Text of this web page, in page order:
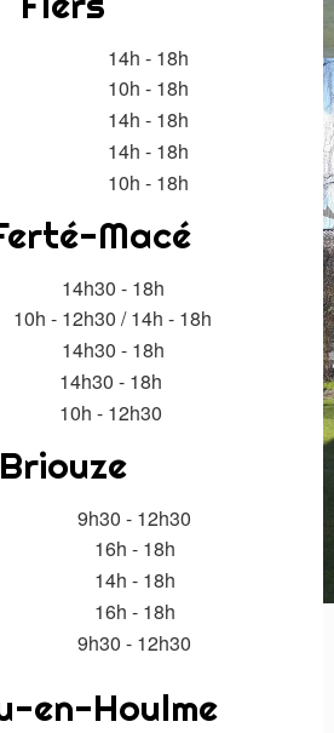
14h - 18h
10h - 18h
14h - 18h
14h - 18h
10h - 18h
Macé
14h30 - 18h
10h - 12h30 /14h - 18h
14h30 - 18h
14h30 - 18h
10h - 12h30
Briouze
9h30 - 12h30
16h - 18h
14h - 18h
16h - 18h
9h30 - 12h30
en-Houlme